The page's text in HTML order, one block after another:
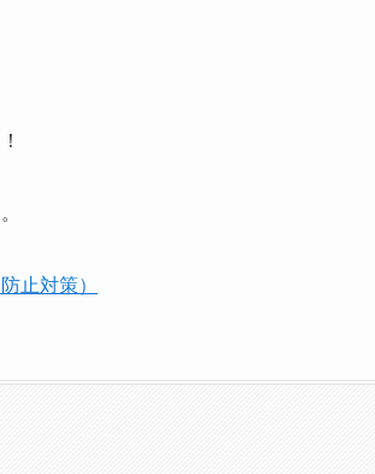
止対策）